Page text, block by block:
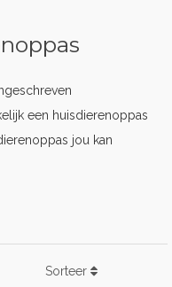
een huisdierenoppas
jou kan
Sorteer